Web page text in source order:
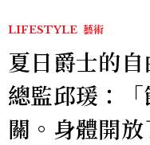
LIFESTYLE 藝術
夏日爵士的
總監邱瑗：
關。身體開